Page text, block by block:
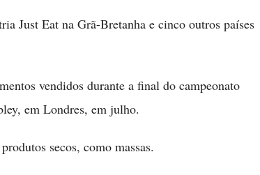
Just Eat na Grã-Bretanha e cinco outros países
vendidos durante a final do campeonato
em Londres, em julho.
secos, como massas.